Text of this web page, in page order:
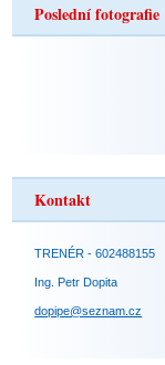
Poslední fotografie
Kontakt
TRENÉR - 602488155
Ing. Petr Dopita
dopipe@seznam.cz